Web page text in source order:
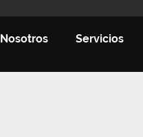
Nosotros Servicios